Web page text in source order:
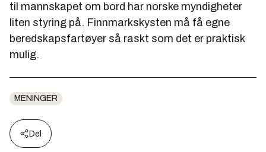
til mannskapet om bord har norske myndigheter
liten styring på. Finnmarkskysten må få egne
beredskapsfartøyer så raskt som det er praktisk
mulig.
MENINGER
Del